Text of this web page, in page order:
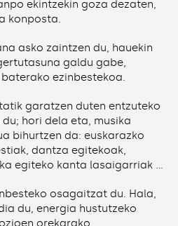
ekintzekin goza dezaten,
konposta.
asko zaintzen du, hauekin
galdu gabe,
ezinbestekoa.
garatzen duten entzuteko
hori dela eta, musika
bihurtzen da: euskarazko
dantza egitekoak,
egiteko kanta lasaigarriak …
osagaitzat du. Hala,
du, energia hustutzeko
orekarako